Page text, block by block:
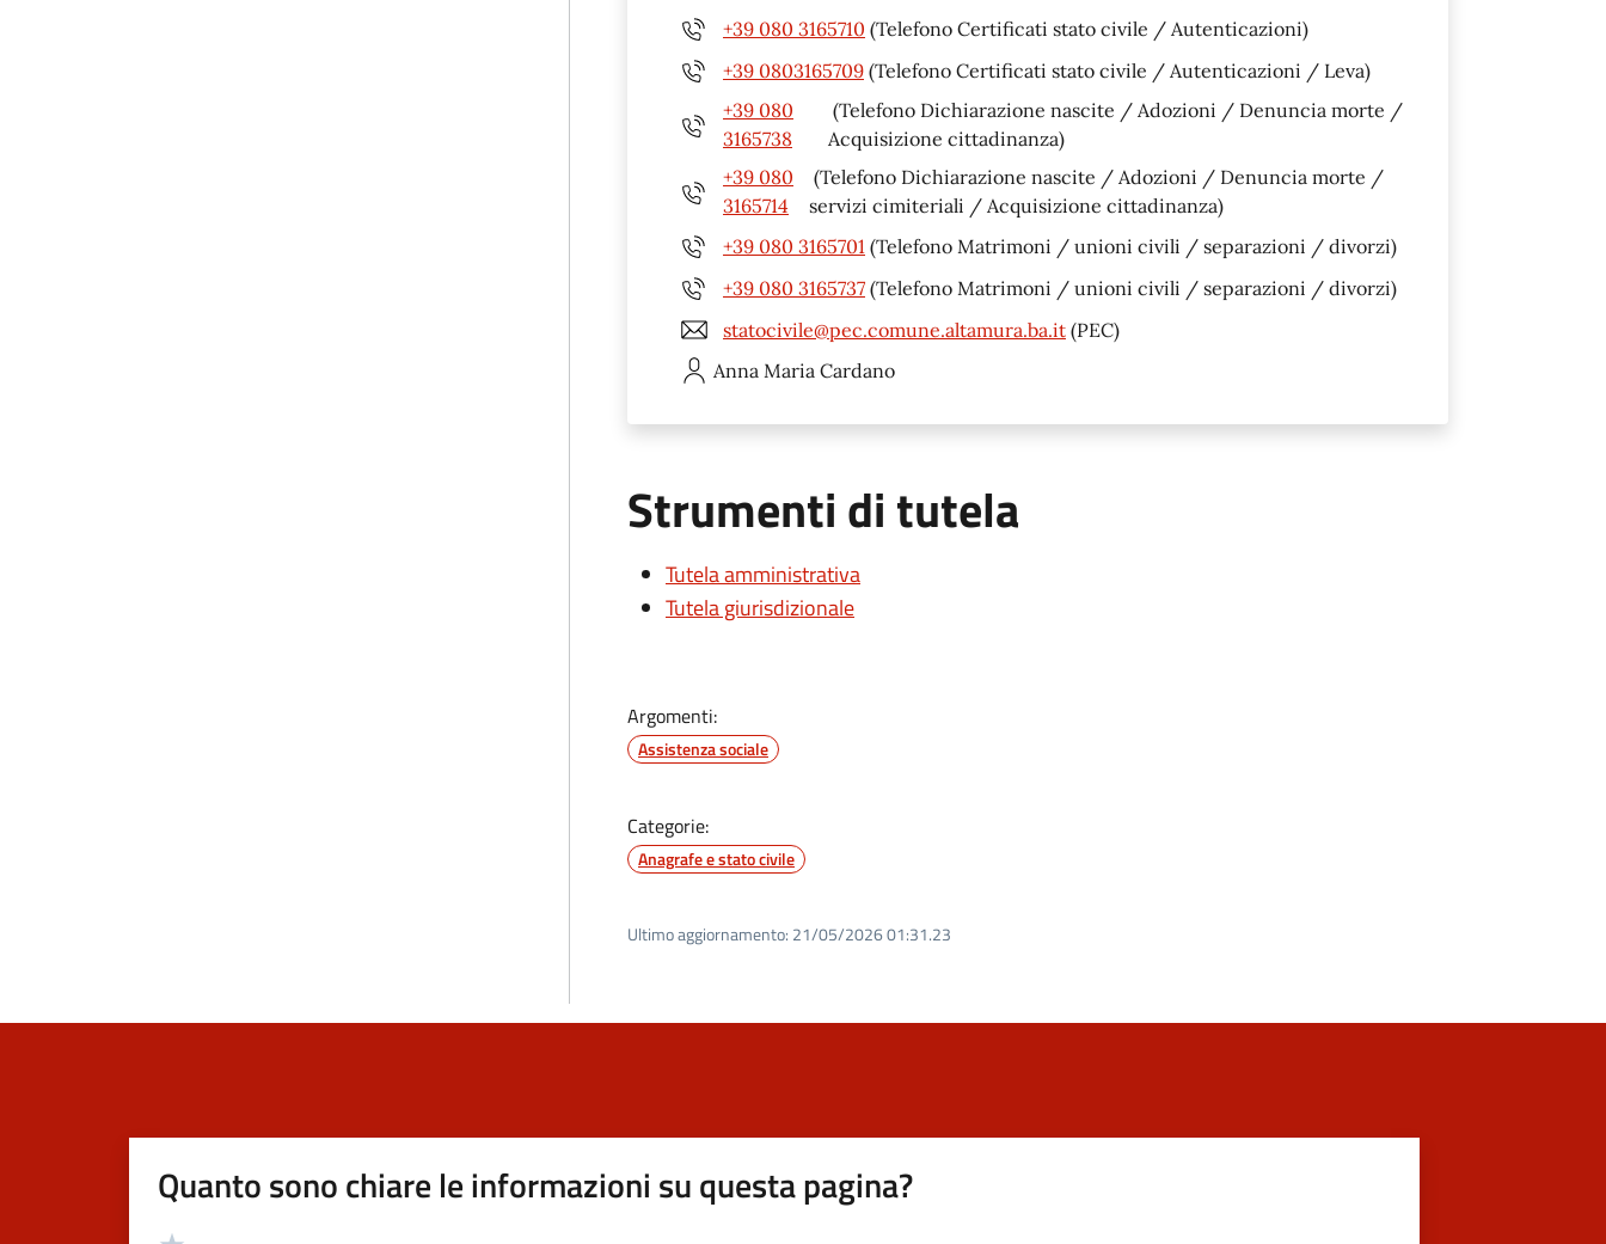
+39 080 3165710 (Telefono Certificati stato civile / Autenticazioni)
+39 0803165709 (Telefono Certificati stato civile / Autenticazioni / Leva)
+39 080
3165738
(Telefono Dichiarazione nascite / Adozioni / Denuncia morte /
Acquisizione cittadinanza)
+39 080
3165714
(Telefono Dichiarazione nascite / Adozioni / Denuncia morte /
servizi cimiteriali / Acquisizione cittadinanza)
+39 080 3165701 (Telefono Matrimoni / unioni civili / separazioni / divorzi)
+39 080 3165737 (Telefono Matrimoni / unioni civili / separazioni / divorzi)
statocivile@pec.comune.altamura.ba.it (PEC)
Anna Maria Cardano
Strumenti di tutela
Tutela amministrativa
Tutela giurisdizionale
Argomenti:
Assistenza sociale
Categorie:
Anagrafe e stato civile
Ultimo aggiornamento: 21/05/2026 01:31.23
Quanto sono chiare le informazioni su questa pagina?
Valutazione